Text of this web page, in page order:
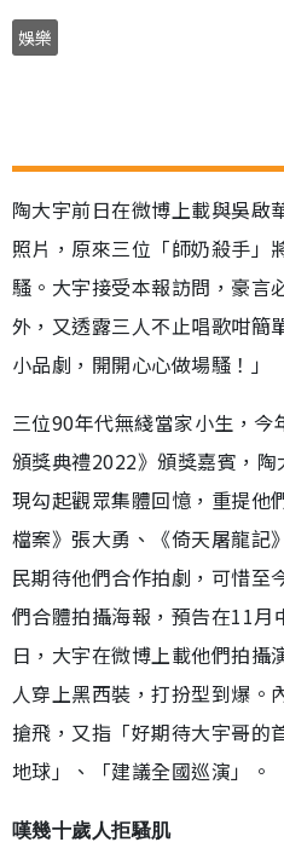
娛樂
陶大宇前日在微博上載與吳啟
照片，原來三位「師奶殺手」
騷。大宇接受本報訪問，豪言
外，又透露三人不止唱歌咁簡
小品劇，開開心心做場騷！」
三位90年代無綫當家小生，
頒獎典禮2022》頒獎嘉賓，
現勾起觀眾集體回憶，重提他
檔案》張大勇、《倚天屠龍記
民期待他們合作拍劇，可惜至
們合體拍攝海報，預告在11月
日，大宇在微博上載他們拍攝
人穿上黑西裝，打扮型到爆。
搶飛，又指「好期待大宇哥的
地球」、「建議全國巡演」。
嘆幾十歲人拒騷肌